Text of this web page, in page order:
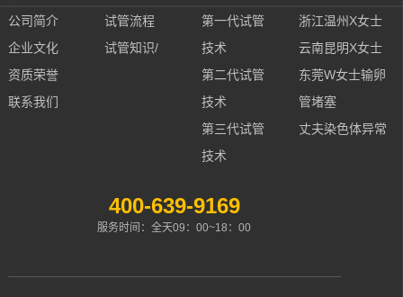
公司简介
企业文化
资质荣誉
联系我们
试管流程
试管知识/
第一代试管
技术
第二代试管
技术
第三代试管
技术
浙江温州X女士
云南昆明X女士
东莞W女士输卵
管堵塞
丈夫染色体异常
400-639-9169
服务时间：全天09：00~18：00